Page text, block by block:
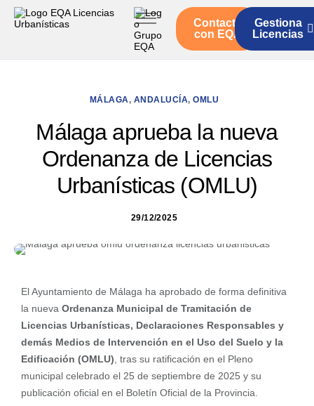
Servicios
Contacto
con EQA
Gestiona
Licencias
MÁLAGA, ANDALUCÍA,OMLU
Málaga aprueba la nueva
Ordenanza de Licencias
Urbanísticas (OMLU)
29/12/2025
El Ayuntamiento de Málaga ha aprobado de forma definitiva
la nueva Ordenanza Municipal de Tramitación de
Licencias Urbanísticas, Declaraciones Responsables y
demás Medios de Intervención en el Uso del Suelo y la
Edificación (OMLU) , tras su ratificación en el Pleno
municipal celebrado el 25 de septiembre de 2025 y su
publicación oficial en el Boletín Oficial de la Provincia.